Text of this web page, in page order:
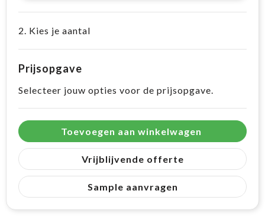
2. Kies je aantal
Prijsopgave
Selecteer jouw opties voor de prijsopgave.
Toevoegen aan winkelwagen
Vrijblijvende offerte
Sample aanvragen